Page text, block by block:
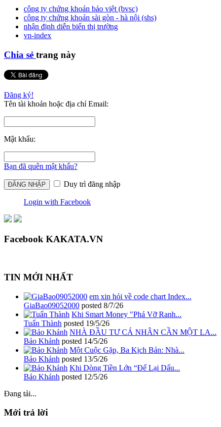
công ty chứng khoán bảo việt (bvsc)
công ty chứng khoán sài gòn - hà nội (shs)
nhận định diễn biến thị trường
vn-index
Chia sẻ trang này
Đăng ký!
Tên tài khoản hoặc địa chỉ Email:
Mật khẩu:
Bạn đã quên mật khẩu?
Duy trì đăng nhập
Login with Facebook
Facebook KAKATA.VN
TIN MỚI NHẤT
em xin hỏi về code chart Index...
GiaBao09052000 posted 8/7/26
Khi Smart Money "Phá Vỡ Ranh...
Tuấn Thành posted 19/5/26
NHÀ ĐẦU TƯ CÁ NHÂN CẦN MỘT LA...
Bảo Khánh posted 14/5/26
Một Cuộc Gặp, Ba Kịch Bản: Nhà...
Bảo Khánh posted 13/5/26
Khi Dòng Tiền Lớn “Để Lại Dấu...
Bảo Khánh posted 12/5/26
Đang tải...
Mới trả lời